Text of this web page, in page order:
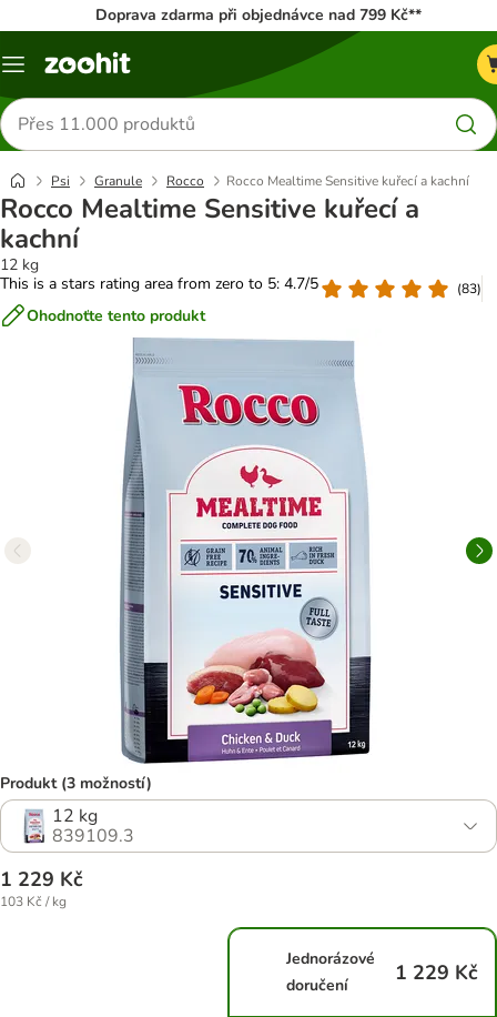
Doprava zdarma při objednávce nad 799 Kč**
Menu
Hledat
produkty
Psi Granule Rocco Rocco Mealtime Sensitive kuřecí a kachní
Rocco Mealtime Sensitive kuřecí a
kachní
12 kg
This is a stars rating area from zero to 5: 4.7/5
(83)
Ohodnoťte tento produkt
Produkt (3 možností)
12 kg
839109.3
1 229 Kč
103 Kč / kg
Jednorázové
doručení
1 229 Kč